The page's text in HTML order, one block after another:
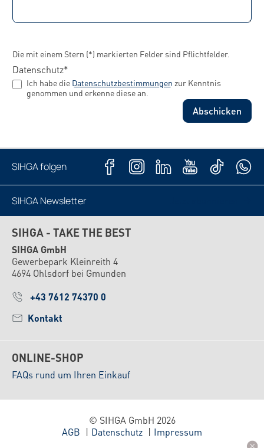
Die mit einem Stern (*) markierten Felder sind Pflichtfelder.
Datenschutz*
Ich habe die Datenschutzbestimmungen zur Kenntnis
genommen und erkenne diese an.
Abschicken
SIHGA folgen
SIHGA Newsletter
SIHGA - TAKE THE BEST
SIHGA GmbH
Gewerbepark Kleinreith 4
4694 Ohlsdorf bei Gmunden
+43 7612 74370 0
Kontakt
ONLINE-SHOP
FAQs rund um Ihren Einkauf
© SIHGA GmbH 2026
AGB
Datenschutz Impressum